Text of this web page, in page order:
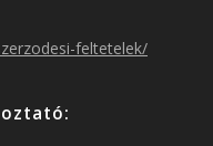
feltetelek/